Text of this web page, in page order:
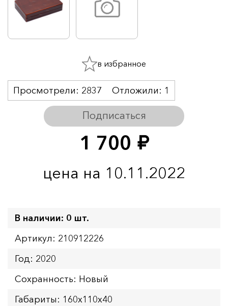
1 700 руб.
цена на 10.11.2022
Подписаться
Просмотрели: 2837 Отложили: 1
в избранное
В наличии: 0 шт.
Артикул: 210912226
Год: 2020
Сохранность: Новый
Габариты: 160х110х40